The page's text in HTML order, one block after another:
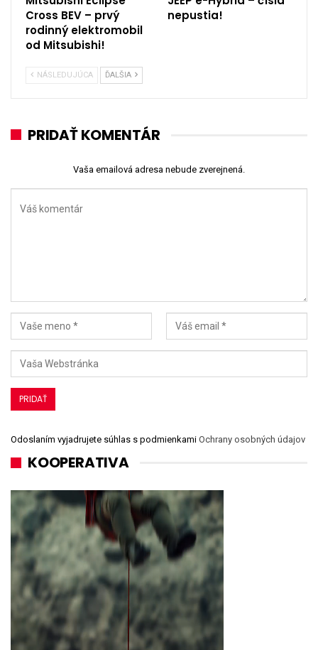
Cross BEV – prvý
rodinný elektromobil
od Mitsubishi!
nepustia!
NÁSLEDUJÚCA ĎALŠIA
PRIDAŤ KOMENTÁR
Vaša emailová adresa nebude zverejnená.
Odoslaním vyjadrujete súhlas s podmienkami Ochrany osobných údajov
KOOPERATIVA